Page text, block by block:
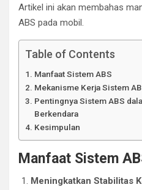
Artikel ini akan membahas
ABS pada mobil.
Table of Contents
Manfaat Sistem ABS
Mekanisme Kerja Sistem
Pentingnya Sistem ABS
Berkendara
Kesimpulan
Manfaat Sistem
Meningkatkan Stabilitas